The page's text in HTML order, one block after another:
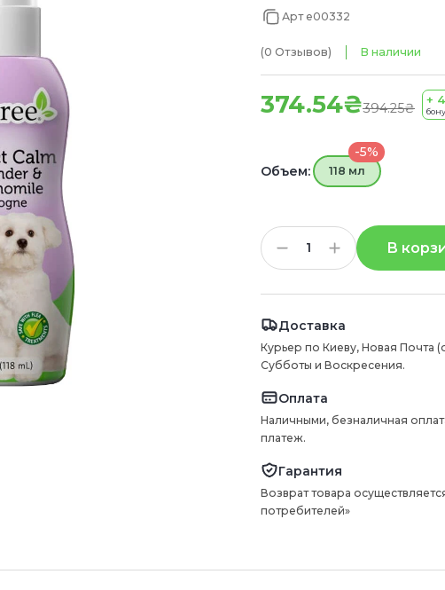
Арт e00332
(0 Отзывов) В наличии
374.54₴394.25₴
+ 4
Объем:
-5%
118 мл
В
Доставка
Курьер по Киеву, Новая Почта
Субботы и Воскресения.
Оплата
Наличными, безналичная
платеж.
Гарантия
Возврат товара
потребителей»